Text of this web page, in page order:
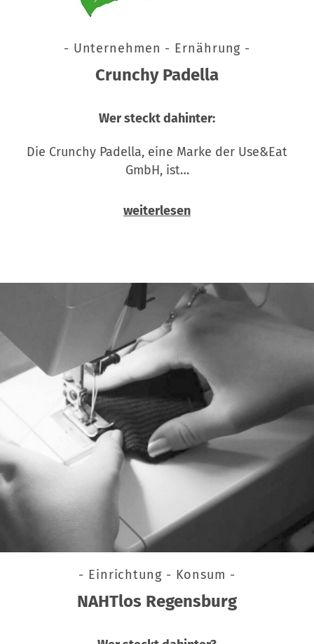
- Unternehmen - Ernährung -
Crunchy Padella
Wer steckt dahinter:
Die Crunchy Padella, eine Marke der Use&Eat
GmbH, ist…
weiterlesen
- Einrichtung - Konsum -
NAHTlos Regensburg